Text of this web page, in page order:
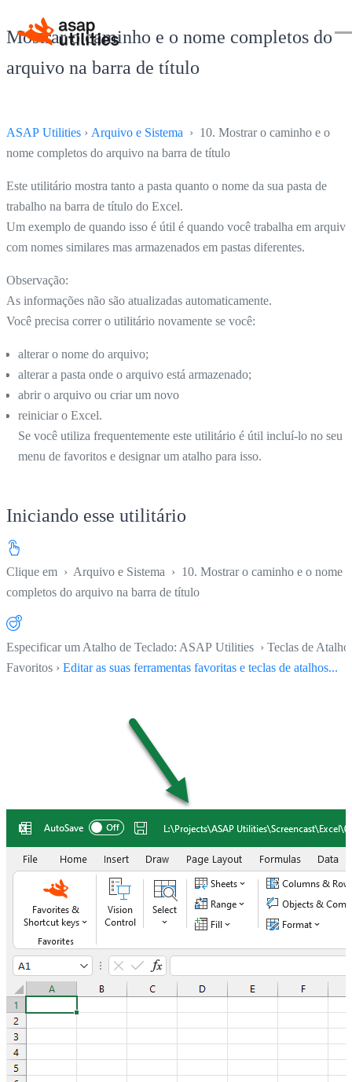
Mostrar o caminho e o nome completos do
arquivo na barra de título
ASAP Utilities › Arquivo e Sistema › 10. Mostrar o caminho e o
nome completos do arquivo na barra de título
Este utilitário mostra tanto a pasta quanto o nome da sua pasta de
trabalho na barra de título do Excel.
Um exemplo de quando isso é útil é quando você trabalha em
com nomes similares mas armazenados em pastas diferentes.
Observação:
As informações não são atualizadas automaticamente.
Você precisa correr o utilitário novamente se você:
alterar o nome do arquivo;
alterar a pasta onde o arquivo está armazenado;
abrir o arquivo ou criar um novo
reiniciar o Excel.
Se você utiliza frequentemente este utilitário é útil incluí-lo no seu
menu de favoritos e designar um atalho para isso.
Iniciando esse utilitário
Clique em › Arquivo e Sistema › 10. Mostrar o caminho e o nome
completos do arquivo na barra de título
Especificar um Atalho de Teclado: ASAP Utilities › Teclas de Atalho
Favoritos › Editar as suas ferramentas favoritas e teclas de atalhos...